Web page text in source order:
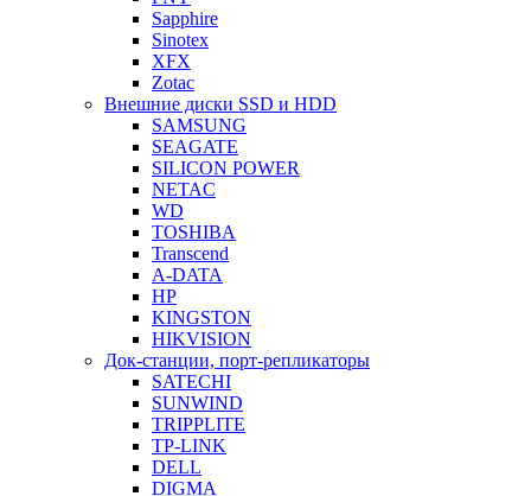
Sapphire
Sinotex
XFX
Zotac
Внешние диски SSD и HDD
SAMSUNG
SEAGATE
SILICON POWER
NETAC
WD
TOSHIBA
Transcend
A-DATA
HP
KINGSTON
HIKVISION
Док-станции, порт-репликаторы
SATECHI
SUNWIND
TRIPPLITE
TP-LINK
DELL
DIGMA